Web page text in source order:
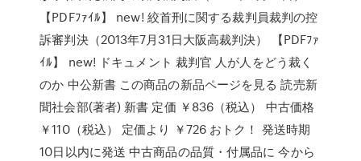
【PDFﾌｧｲﾙ】 new! 絞首刑に関する裁判員裁判の控
訴審判決（2013年7月31日大阪高裁判決） 【PDFﾌｧ
ｲﾙ】 new! ドキュメント 裁判官 人が人をどう裁く
のか 中公新書 この商品の新品ページを見る 読売新
聞社会部(著者) 新書 定価 ￥836（税込） 中古価格
￥110（税込） 定価より ￥726 おトク！ 発送時期
10日以内に発送 中古商品の品質・付属品に 今から